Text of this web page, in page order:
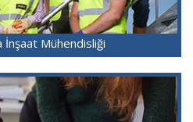
İnşaat Mühendisliği